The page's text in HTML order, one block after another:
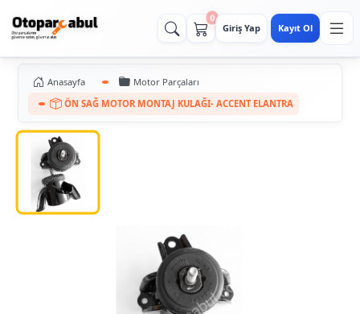
0
Giriş Yap Kayıt Ol
Anasayfa
Motor Parçaları
ÖN SAĞ MOTOR MONTAJ KULAĞI- ACCENT ELANTRA